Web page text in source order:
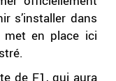
s’installer dans
en place ici
de F1, qui aura